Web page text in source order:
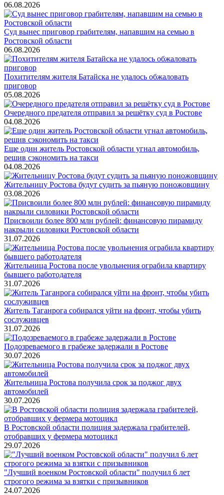
06.08.2026
Суд вынес приговор грабителям, напавшим на семью в
Ростовской области
06.08.2026
Похитителям жителя Батайска не удалось обжаловать
приговор
05.08.2026
Очередного предателя отправил за решётку суд в Ростове
04.08.2026
Еще один житель Ростовской области угнал автомобиль,
решив сэкономить на такси
04.08.2026
Жительницу Ростова будут судить за пьяную поножовщину
03.08.2026
Присвоили более 800 млн рублей: финансовую пирамиду
накрыли силовики Ростовской области
31.07.2026
Жительница Ростова после увольнения ограбила квартиру
бывшего работодателя
31.07.2026
Житель Таганрога собирался уйти на фронт, чтобы убить
сослуживцев
31.07.2026
Подозреваемого в грабеже задержали в Ростове
30.07.2026
Жительница Ростова получила срок за поджог двух
автомобилей
30.07.2026
В Ростовской области полиция задержала грабителей,
отобравших у фермера мотоцикл
29.07.2026
"Лучший военком Ростовской области" получил 6 лет
строгого режима за взятки с призывников
24.07.2026